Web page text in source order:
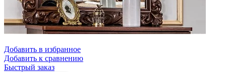
Добавить в избранное
Добавить к сравнению
Быстрый заказ